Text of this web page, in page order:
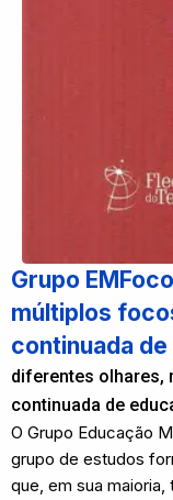
Grupo
múltiplos
continuada
diferentes
continuada de
O Grupo Educação
grupo de estudos
que, em sua